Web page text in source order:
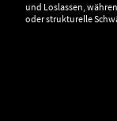
und Loslassen,
oder strukturelle